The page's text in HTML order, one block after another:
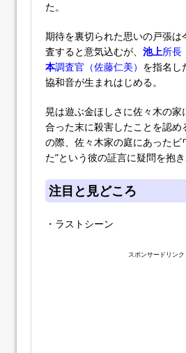
た。
期待を裏切られた思いの戸張は
査すると意気込むが、 池上所長
本調査官（佐藤仁美） を指名し
協和音が生まれはじめる。
晃は遊ぶ金ほしさに佐々木の家
合った末に殺害したことを認め
の際、佐々木家の庭にあったビ
た”という彼の証言に疑問を抱
注目と見どころ
・ラストシーン
スポンサードリンク